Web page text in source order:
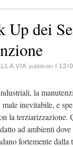
Up dei
VIA pubblicato il 12/
la
inevitabile, e
la terziarizzazione.
ad ambienti
fortemente